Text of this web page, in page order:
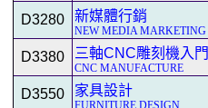
D3280 新媒體行銷
NEW MEDIA MARKETING
D3380 三軸CNC雕刻機入門
CNC MANUFACTURE
D3550 家具設計
FURNITURE DESIGN